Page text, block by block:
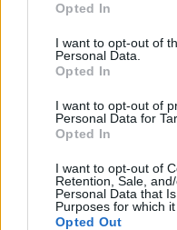
use your data for below
consent section.
Opted In
I want to opt-out of
Personal Data.
Opted In
I want to opt-out of
Personal Data for
Opted In
I want to opt-out of
Retention, Sale,
Personal Data that
Purposes for which it
Opted Out